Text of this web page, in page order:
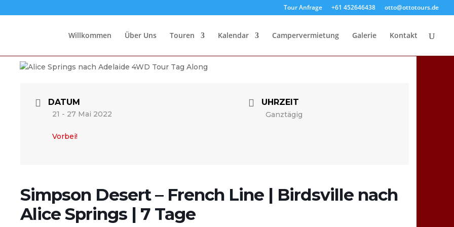
Tour Anfrage +61 452646438 otto@ottotours.de
Willkommen Über Uns Touren Kalendar Campervermietung Galerie Kontakt
DATUM
21 - 27 Mai 2022
Vorbei!
UHRZEIT
Ganztägig
Simpson Desert – French Line | Birdsville nach
Alice Springs | 7 Tage